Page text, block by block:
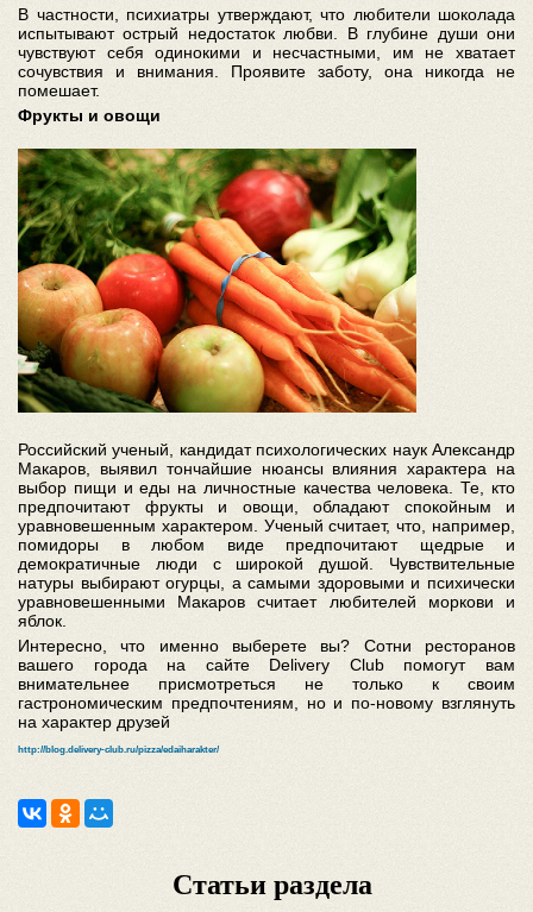
В частности, психиатры утверждают, что любители шоколада
испытывают острый недостаток любви. В глубине души они
чувствуют себя одинокими и несчастными, им не хватает
сочувствия и внимания. Проявите заботу, она никогда не
помешает.
Фрукты и овощи
Российский ученый, кандидат психологических наук Александр
Макаров, выявил тончайшие нюансы влияния характера на
выбор пищи и еды на личностные качества человека. Те, кто
предпочитают фрукты и овощи, обладают спокойным и
уравновешенным характером. Ученый считает, что, например,
помидоры в любом виде предпочитают щедрые и
демократичные люди с широкой душой. Чувствительные
натуры выбирают огурцы, а самыми здоровыми и психически
уравновешенными Макаров считает любителей моркови и
яблок.
Интересно, что именно выберете вы? Сотни ресторанов
вашего города на сайте Delivery Club помогут вам
внимательнее присмотреться не только к своим
гастрономическим предпочтениям, но и по-новому взглянуть
на характер друзей
http://blog.delivery-club.ru/pizza/edaiharakter/
Статьи раздела